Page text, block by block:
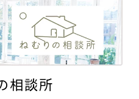
相談所
ー」があなたの眠りを